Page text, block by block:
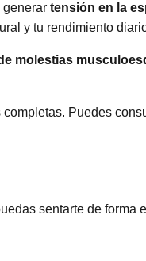
generar tensión en la
y tu rendimiento
molestias
Puedes
sentarte de forma